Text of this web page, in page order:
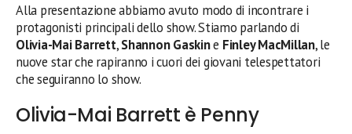
Alla presentazione abbiamo avuto modo di incontrare i
protagonisti principali dello show. Stiamo parlando di
Olivia-Mai Barrett,Shannon Gaskine Finley MacMillan, le
nuove star che rapiranno i cuori dei giovani telespettatori
che seguiranno lo show.
Olivia-Mai Barrett è Penny